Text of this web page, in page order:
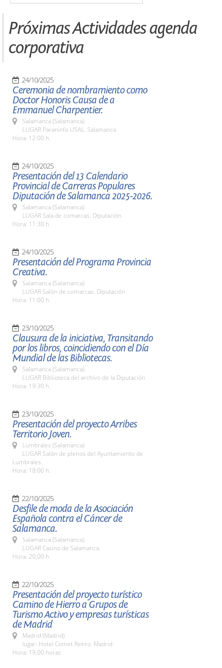
Próximas Actividades agenda
corporativa
24/10/2025
Ceremonia de nombramiento como
Doctor Honoris Causa de a
Emmanuel Charpentier.
Salamanca (Salamanca)
LUGAR Paraninfo USAL. Salamanca
Hora: 12:00 h.
24/10/2025
Presentación del 13 Calendario
Provincial de Carreras Populares
Diputación de Salamanca 2025-2026.
Salamanca (Salamanca)
LUGAR Sala de comarcas. Diputación
Hora: 11:30 h
24/10/2025
Presentación del Programa Provincia
Creativa.
Salamanca (Salamanca)
LUGAR Salón de comarcas. Diputación
Hora: 11:00 h.
23/10/2025
Clausura de la iniciativa, Transitando
por los libros, coincidiendo con el Día
Mundial de las Bibliotecas.
Salamanca (Salamanca)
LUGAR Biblioteca del archivo de la Diputación
Hora: 19:30 h.
23/10/2025
Presentación del proyecto Arribes
Territorio Joven.
Lumbrales (Salamanca)
LUGAR Salón de plenos del Ayuntamiento de
Lumbrales.
Hora: 18:00 h.
22/10/2025
Desfile de moda de la Asociación
Española contra el Cáncer de
Salamanca.
Salamanca (Salamanca)
LUGAR Casino de Salamanca
Hora: 20,00 h.
22/10/2025
Presentación del proyecto turístico
Camino de Hierro a Grupos de
Turismo Activo y empresas turísticas
de Madrid
Madrid (Madrid)
lugar: Hotel Comet Retiro. Madrid
Hora: 19,00 horas